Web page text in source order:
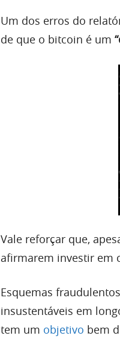
Um dos erros do
de que o bitcoin é um
Vale reforçar que,
afirmarem investir em
Esquemas
insustentáveis em
tem um objetivo bem